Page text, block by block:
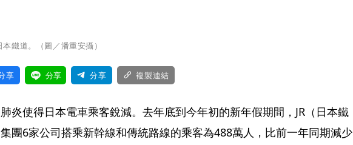
本鐵道。（圖／潘重安攝）
享 分享 分享 複製連結
炎使得日本電車乘客銳減。去年底到今年初的新年假期間，JR（日本鐵
團6家公司搭乘新幹線和傳統路線的乘客為488萬人，比前一年同期減少